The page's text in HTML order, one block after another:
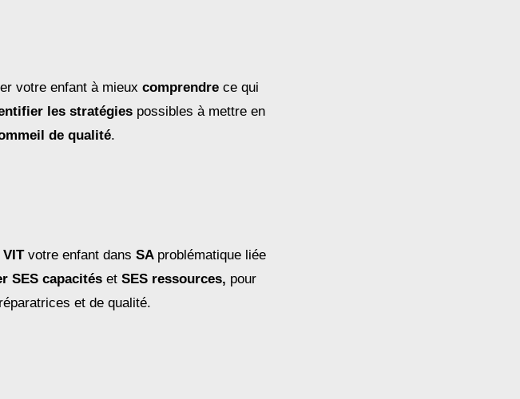
votre enfant à mieux comprendrece qui
les stratégies possibles à mettre en
de qualité.
VITvotre enfant dans SA problématique liée
SES capacités et SES ressources, pour
et de qualité.